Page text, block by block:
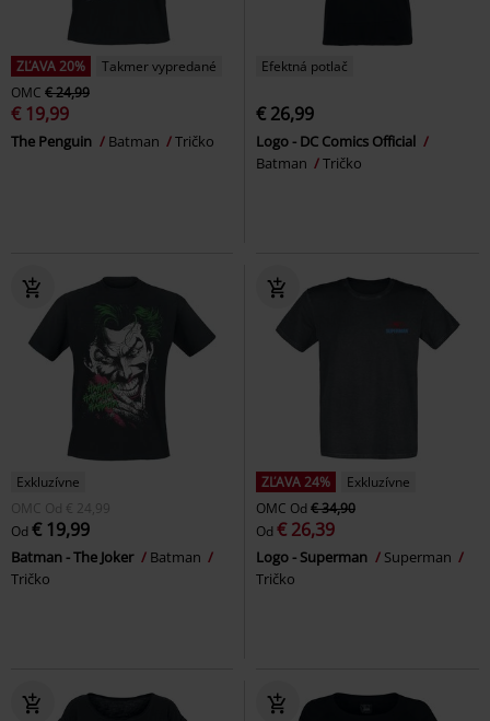
ZĽAVA 20%
Takmer vypredané
OMC € 24,99
€ 19,99
The Penguin Batman Tričko
Efektná potlač
€ 26,99
Logo - DC Comics Official
Batman
Tričko
Exkluzívne
OMC Od € 24,99
Od € 19,99
Batman - The Joker
Batman
Tričko
ZĽAVA 24%
Exkluzívne
OMC Od € 34,90
Od € 26,39
Logo - Superman
Superman
Tričko